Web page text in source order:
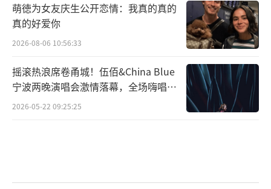
萌徳为女友庆生公开恋情：我真的真的
真的好爱你
2026-08-06 10:56:33
摇滚热浪席卷甬城！伍佰&China Blue
宁波两晚演唱会激情落幕，全场嗨唱氛
围炸裂
2026-05-22 09:25:25